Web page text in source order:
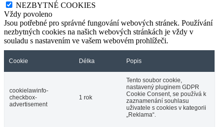
NEZBYTNÉ COOKIES
Vždy povoleno
Jsou potřebné pro správné fungování webových stránek. Používání
nezbytných cookies na našich webových stránkách je vždy v
souladu s nastavením ve vašem webovém prohlížeči.
Cookie Délka Popis
cookielawinfo-
checkbox-
advertisement
1 rok
Tento soubor cookie,
nastavený pluginem GDPR
Cookie Consent, se používá k
zaznamenání souhlasu
uživatele s cookies v kategorii
„Reklama“.